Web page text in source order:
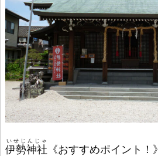
伊勢神社
いせじんじゃ
《おすすめポイント！》